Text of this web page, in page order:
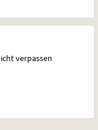
verpassen